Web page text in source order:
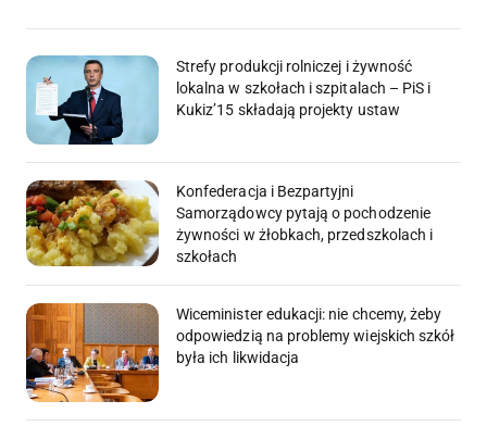
Strefy produkcji rolniczej i żywność
lokalna w szkołach i szpitalach – PiS i
Kukiz’15 składają projekty ustaw
Konfederacja i Bezpartyjni
Samorządowcy pytają o pochodzenie
żywności w żłobkach, przedszkolach i
szkołach
Wiceminister edukacji: nie chcemy, żeby
odpowiedzią na problemy wiejskich szkół
była ich likwidacja